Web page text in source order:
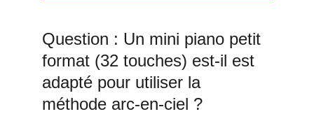
Question : Un mini piano petit
format (32 touches) est-il est
adapté pour utiliser la
méthode arc-en-ciel ?